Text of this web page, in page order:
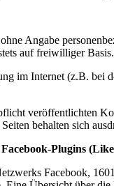
Angabe
auf freiwilliger
im Internet (z.B.
veröffentlichten
behalten sich
Plugins
Facebook,